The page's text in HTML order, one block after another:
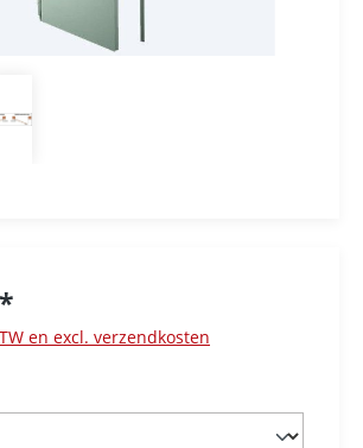
en excl. verzendkosten